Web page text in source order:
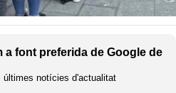
a font preferida de Google de
últimes notícies d'actualitat